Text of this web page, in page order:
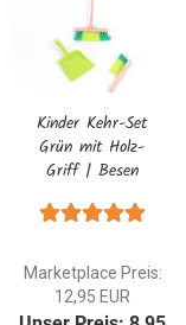
Kinder Kehr-Set
Grün mit Holz-
Griff | Besen
Schaufel - ab 1
Marketplace Preis:
12,95 EUR